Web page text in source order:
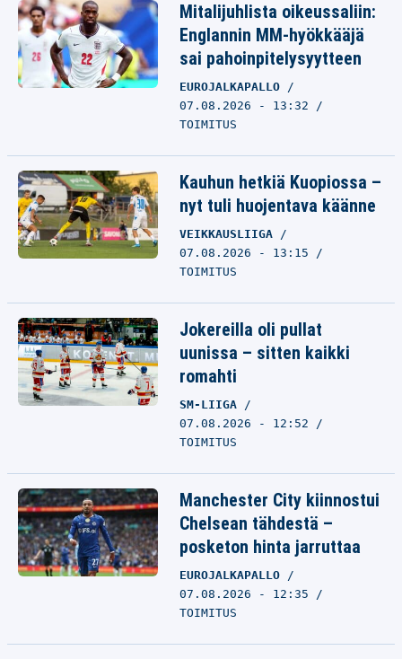
Mitalijuhlista oikeussaliin:
Englannin MM-hyökkääjä
sai pahoinpitelysyytteen
EUROJALKAPALLO
07.08.2026 - 13:32
TOIMITUS
Kauhun hetkiä Kuopiossa –
nyt tuli huojentava käänne
VEIKKAUSLIIGA
07.08.2026 - 13:15
TOIMITUS
Jokereilla oli pullat
uunissa – sitten kaikki
romahti
SM-LIIGA
07.08.2026 - 12:52
TOIMITUS
Manchester City kiinnostui
Chelsean tähdestä –
posketon hinta jarruttaa
EUROJALKAPALLO
07.08.2026 - 12:35
TOIMITUS